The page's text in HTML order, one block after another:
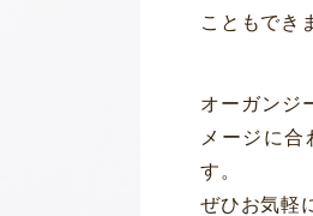
こともでき
オーガンジ
メージに
す。
ぜひお気軽